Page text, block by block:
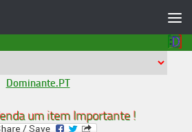
Dominante.PT
um item Importante !